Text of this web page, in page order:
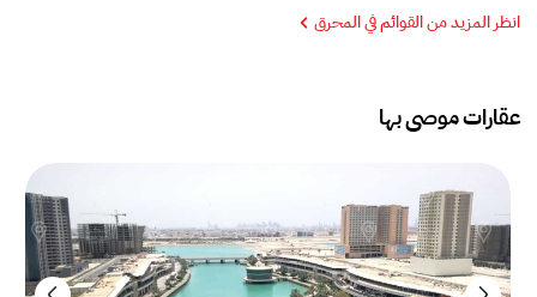
انظر المزيد من القوائم في المحرق
عقارات موصى بها